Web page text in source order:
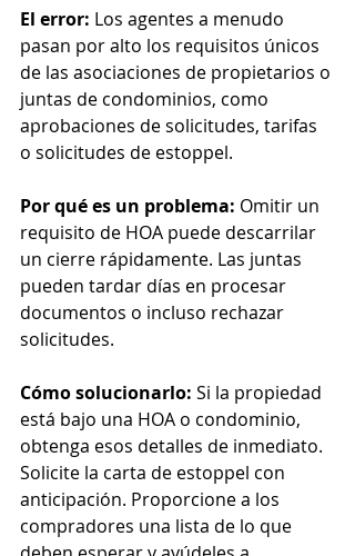
El error: Los agentes a menudo
pasan por alto los requisitos únicos
de las asociaciones de propietarios o
juntas de condominios, como
aprobaciones de solicitudes, tarifas
o solicitudes de estoppel.
Por qué es un problema: Omitir un
requisito de HOA puede descarrilar
un cierre rápidamente. Las juntas
pueden tardar días en procesar
documentos o incluso rechazar
solicitudes.
Cómo solucionarlo: Si la propiedad
está bajo una HOA o condominio,
obtenga esos detalles de inmediato.
Solicite la carta de estoppel con
anticipación. Proporcione a los
compradores una lista de lo que